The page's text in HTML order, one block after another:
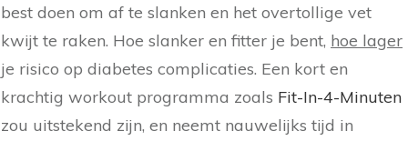
best doen om af te slanken en het overtollige vet
kwijt te raken. Hoe slanker en fitter je bent, hoe lager
je risico op diabetes complicaties. Een kort en
krachtig workout programma zoals Fit-In-4-Minuten
zou uitstekend zijn, en neemt nauwelijks tijd in